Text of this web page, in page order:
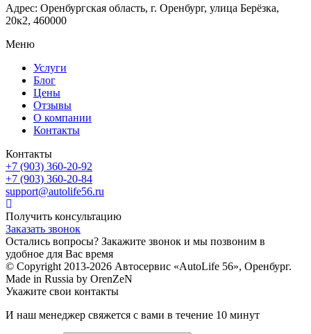
Адрес: Оренбургская область, г. Оренбург, улица Берёзка,
20к2, 460000
Меню
Услуги
Блог
Цены
Отзывы
О компании
Контакты
Контакты
+7 (903) 360-20-92
+7 (903) 360-20-84
support@autolife56.ru
Получить консультацию
Заказать звонок
Остались вопросы? Закажите звонок и мы позвоним в
удобное для Вас время
© Copyright 2013-2026 Автосервис «AutoLife 56», Оренбург.
Made in Russia by OrenZeN
Укажите свои контакты
И наш менеджер свяжется с вами в течение 10 минут